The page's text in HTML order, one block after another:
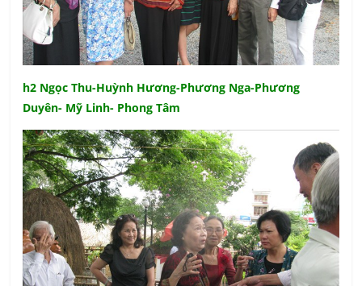
h2 Ngọc Thu-Huỳnh Hương-Phương Nga-Phương
Duyên- Mỹ Linh- Phong Tâm